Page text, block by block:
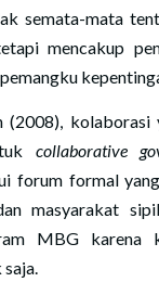
semata-mata
mencakup
(2008),
collaborative
forum formal
masyarakat
MBG karena